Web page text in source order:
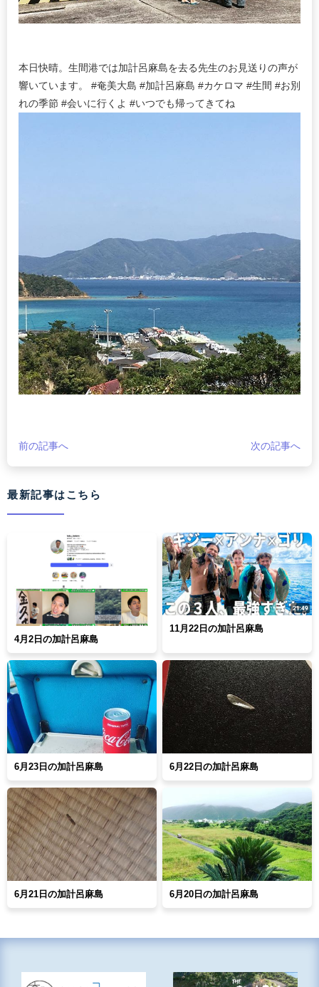
本日快晴。生間港では加計呂麻島を去る先生のお見送りの声が
響いています。 #奄美大島 #加計呂麻島 #カケロマ #生間 #お別
れの季節 #会いに行くよ #いつでも帰ってきてね
前の記事へ 次の記事へ
最新記事はこちら
4月2日の加計呂麻島
11月22日の加計呂麻島
6月23日の加計呂麻島 6月22日の加計呂麻島
6月21日の加計呂麻島 6月20日の加計呂麻島